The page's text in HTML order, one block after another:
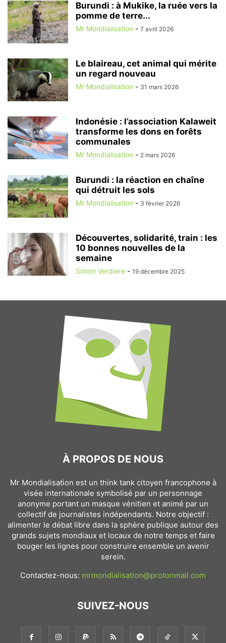
Burundi : à Mukike, la ruée vers la
pomme de terre...
Mr Mondialisation - 7 avril 2026
Le blaireau, cet animal qui mérite
un regard nouveau
Mr Mondialisation - 31 mars 2026
Indonésie : l’association Kalaweit
transforme les dons en forêts
communales
Mr Mondialisation - 2 mars 2026
Burundi : la réaction en chaîne
qui détruit les sols
Mr Mondialisation - 3 février 2026
Découvertes, solidarité, train : les
10 bonnes nouvelles de la
semaine
Simon Verdiere - 19 décembre 2025
À PROPOS DE NOUS
Mr Mondialisation est un think tank citoyen francophone à
visée internationale symbolisé par un personnage
anonyme portant un masque vénitien et animé par un
collectif de journalistes indépendants. Notre objectif :
alimenter le débat libre dans la sphère publique autour des
grands sujets mondiaux et locaux de notre temps et faire
bouger les lignes pour construire ensemble un avenir
serein.
Contactez-nous: mrmondialisation@protonmail.com
SUIVEZ-NOUS